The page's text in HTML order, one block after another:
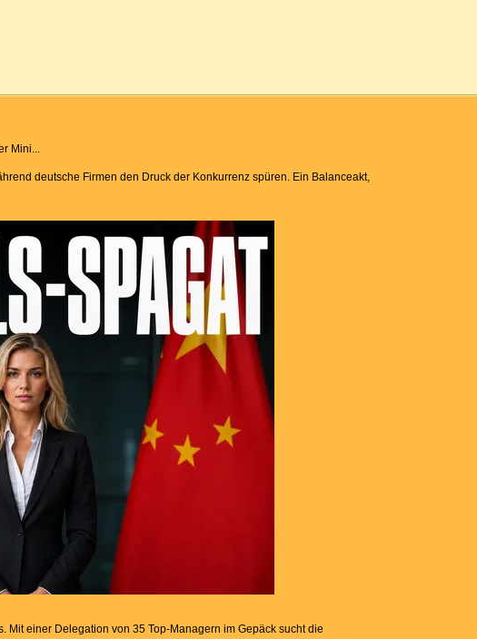
Mini...
deutsche Firmen den Druck der Konkurrenz spüren. Ein Balanceakt,
einer Delegation von 35 Top-Managern im Gepäck sucht die